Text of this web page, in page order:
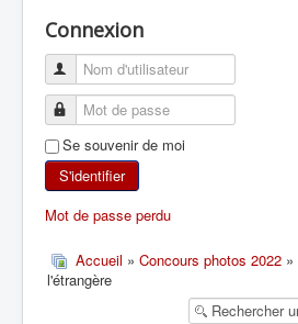
ESCALADE
ALPINISME
SKI DE RANDONNÉE
RANDONNÉE SPORTIVE
Connexion
Se souvenir de moi
S'identifier
Mot de passe perdu
Accueil » Concours photos 2022
l'étrangère